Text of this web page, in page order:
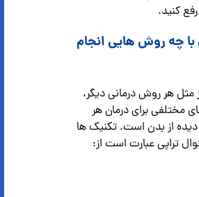
کنید.
با چه روش هایی انجام
مثل هر روش درمانی دیگر،
مختلفی برای درمان هر
از بدن است. تکنیک ها
تراپی عبارت است از: